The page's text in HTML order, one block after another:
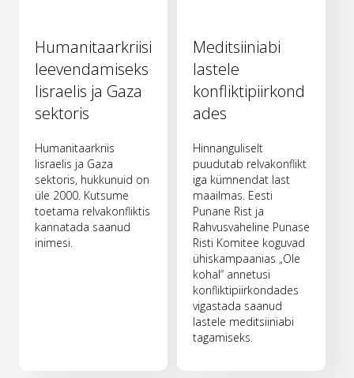
Humanitaarkriisi
leevendamiseks
Iisraelis ja Gaza
sektoris
Humanitaarkriis
Iisraelis ja Gaza
sektoris, hukkunuid on
üle 2000. Kutsume
toetama relvakonfliktis
kannatada saanud
inimesi.
Meditsiiniabi
lastele
konfliktipiirkond
ades
Hinnanguliselt
puudutab relvakonflikt
iga kümnendat last
maailmas. Eesti
Punane Rist ja
Rahvusvaheline Punase
Risti Komitee koguvad
ühiskampaanias „Ole
kohal“ annetusi
konfliktipiirkondades
vigastada saanud
lastele meditsiiniabi
tagamiseks.